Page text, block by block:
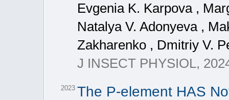
Evgenia K. Karpova ,
Natalya V. Adonyeva ,
Zakharenko , Dmitriy V.
J INSECT PHYSIOL,
2023 The P-element HAS